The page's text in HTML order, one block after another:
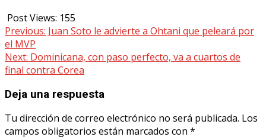
Post Views: 155
Continue
Reading
Previous: Juan Soto le advierte a Ohtani que peleará por
el MVP
Next: Dominicana, con paso perfecto, va a cuartos de
final contra Corea
Deja una respuesta
Tu dirección de correo electrónico no será publicada. Los
campos obligatorios están marcados con *